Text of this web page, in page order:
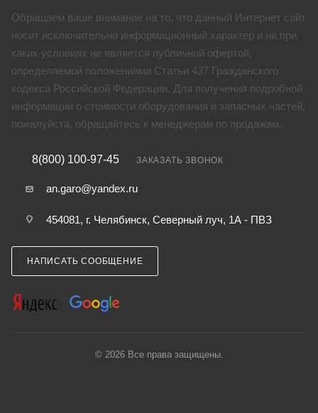
Обращаем ваше внимание на то, что данный Интернет сайт
носит исключительно информационный характер и ни при
каких условиях не является публичной офертой,
определяемой положениями Статьи 437 Гражданского
кодекса Российской Федерации. Для получения подробной
информации о стоимости оборудования и запасных частей,
пожалуйста, обращайтесь к менеджерам по продажам.
8(800) 100-97-45 ЗАКАЗАТЬ ЗВОНОК
an.garo@yandex.ru
454081, г. Челябинск, Северный луч, 1А - ПВЗ
НАПИСАТЬ СООБЩЕНИЕ
© 2026 Все права защищены.